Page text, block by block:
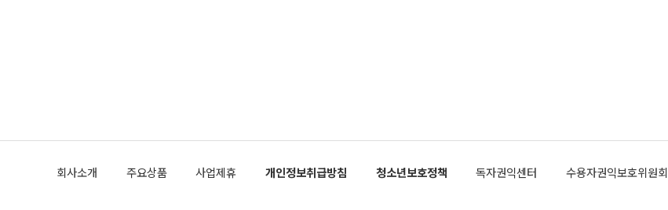
이나 미국은 북한에 선비핵화를 공식적으로 요구한 적이 없기 때문이다. 지
공하는 방식으로 이뤄졌다. 1994년 북·미 제네바 기본합의는 핵시설 동결
회사소개 주요상품 사업제휴 개인정보취급방침 청소년보호정책 독자권익센터 수용자권익보호위원회